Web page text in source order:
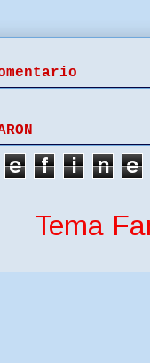
e f i n e
Tema